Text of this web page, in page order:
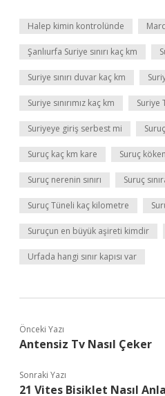
Halep kimin kontrolünde
Şanlıurfa Suriye sınırı kaç km
Suriye sınırı duvar kaç km
Suriye sınırımız kaç km Suriye
Suriyeye giriş serbest mi
Suruç kaç km kare Suruç
Suruç nerenin sınırı Suruç
Suruç Tüneli kaç kilometre
Suruçun en büyük aşireti kimdir
Urfada hangi sınır kapısı var
Önceki Yazı
Antensiz Tv Nasıl Çeker
Sonraki Yazı
21 Vites Bisiklet Nasıl